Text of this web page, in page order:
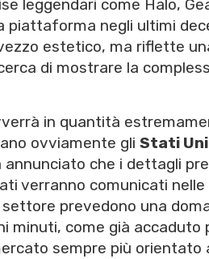
leggendari come Halo,
piattaforma negli ultimi
estetico, ma riflette
di mostrare la
in quantità
ovviamente gli Stati
annunciato che i dettagli
verranno comunicati
prevedono una
minuti, come già
sempre più orientato